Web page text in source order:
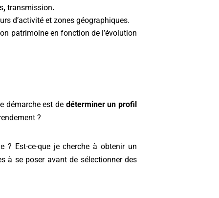
, transmission.
d’activité et zones géographiques.
patrimoine en fonction de l’évolution
démarche est de déterminer un profil
?
Est-ce-que je cherche à obtenir un
à se poser avant de sélectionner des